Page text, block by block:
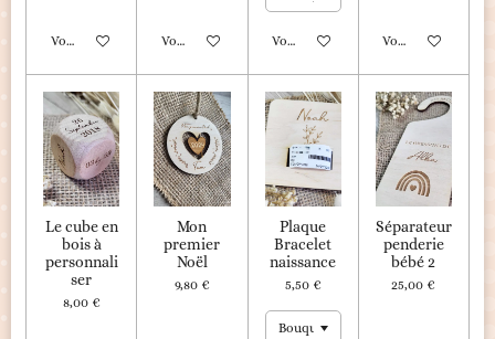
Voir les détails Voir les détails Voir les détails Voir les détails
Le cube en
bois à
personnali
ser
8,00 €
Mon
premier
Noël
9,80 €
Plaque
Bracelet
naissance
5,50 €
Séparateur
penderie
bébé 2
25,00 €